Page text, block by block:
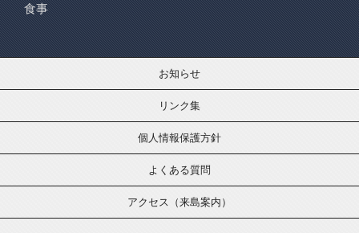
食事
お知らせ
リンク集
個人情報保護方針
よくある質問
アクセス（来島案内）